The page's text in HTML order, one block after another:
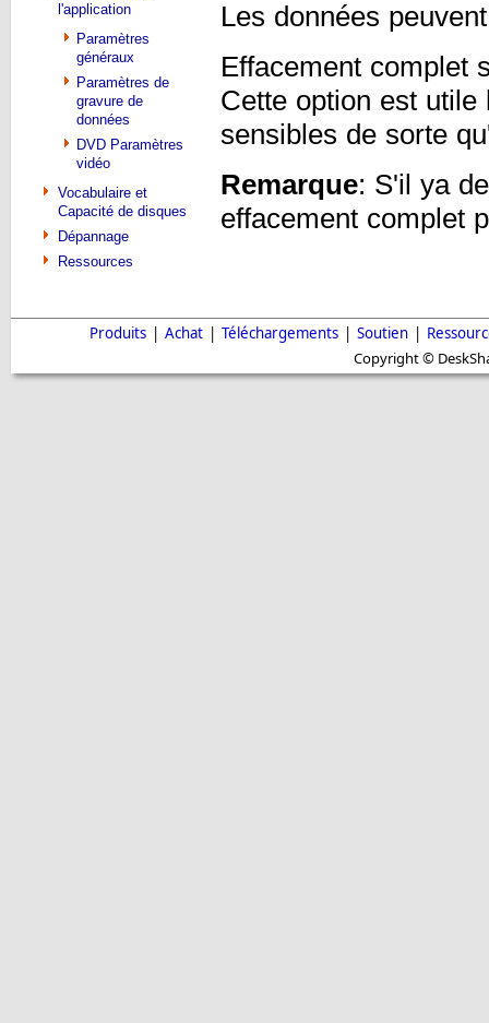
l'application
Paramètres
généraux
Paramètres de
gravure de
données
DVD Paramètres
vidéo
Vocabulaire et
Capacité de disques
Dépannage
Ressources
Les données
Effacement complet
Cette option est
sensibles de sorte
Remarque: S'il ya
effacement complet
Produits | Achat | Téléchargements | Soutien |
Copyright ©